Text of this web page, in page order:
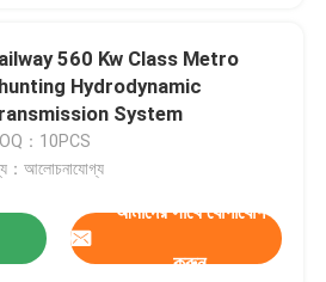
560 Kw Class Metro
Hydrodynamic
System
：10PCS
：আলোচনাযোগ্য
আমাদের সাথে যোগাযোগ
করুন